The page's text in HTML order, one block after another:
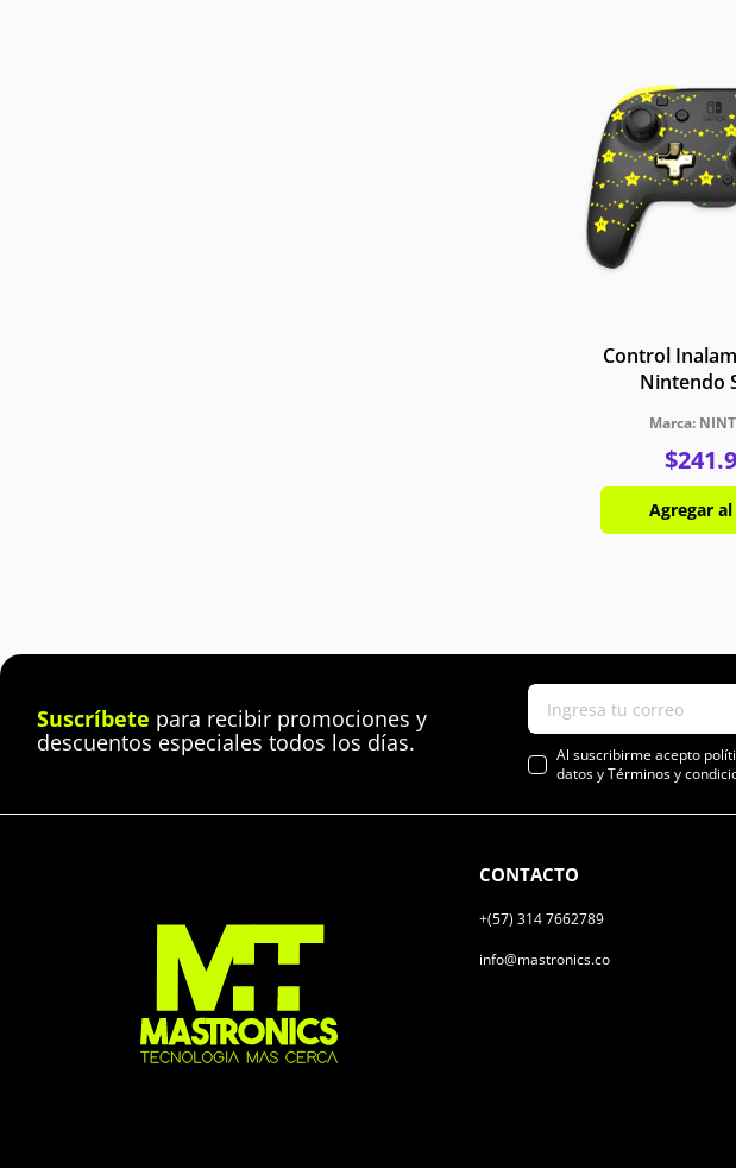
Control
Nintendo
Star
$241.
Agregar
Suscríbete para recibir promociones y
descuentos especiales todos los días.
Al suscribirme acepto
datos y Términos y
CONTACTO
+(57) 314 7662789
info@mastronics.co